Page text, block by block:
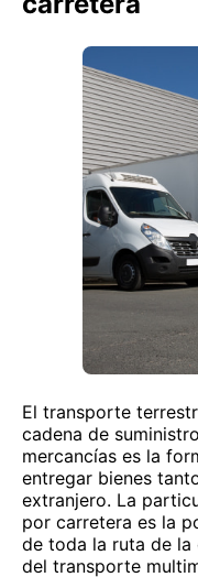
El transporte
cadena de
mercancías es la
entregar bienes
extranjero. La
por carretera es la
de toda la ruta de
del transporte